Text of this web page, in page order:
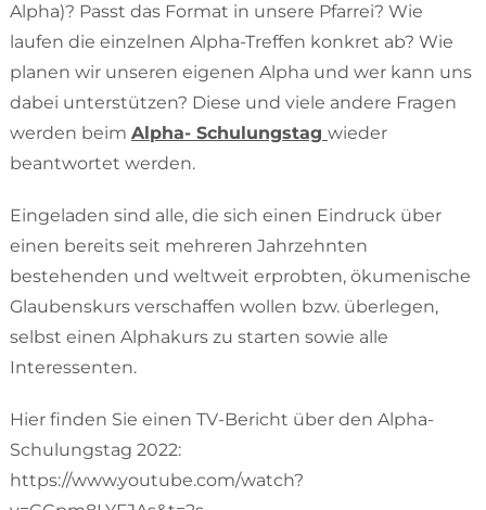
Alpha)? Passt das Format in unsere Pfarrei? Wie
laufen die einzelnen Alpha-Treffen konkret ab? Wie
planen wir unseren eigenen Alpha und wer kann uns
dabei unterstützen? Diese und viele andere Fragen
werden beim Alpha- Schulungstag wieder
beantwortet werden.
Eingeladen sind alle, die sich einen Eindruck über
einen bereits seit mehreren Jahrzehnten
bestehenden und weltweit erprobten, ökumenische
Glaubenskurs verschaffen wollen bzw. überlegen,
selbst einen Alphakurs zu starten sowie alle
Interessenten.
Hier finden Sie einen TV-Bericht über den Alpha-
Schulungstag 2022:
https://www.youtube.com/watch?